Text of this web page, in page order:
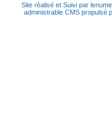
Site réalisé et Suivi par
administrable CMS propulsé